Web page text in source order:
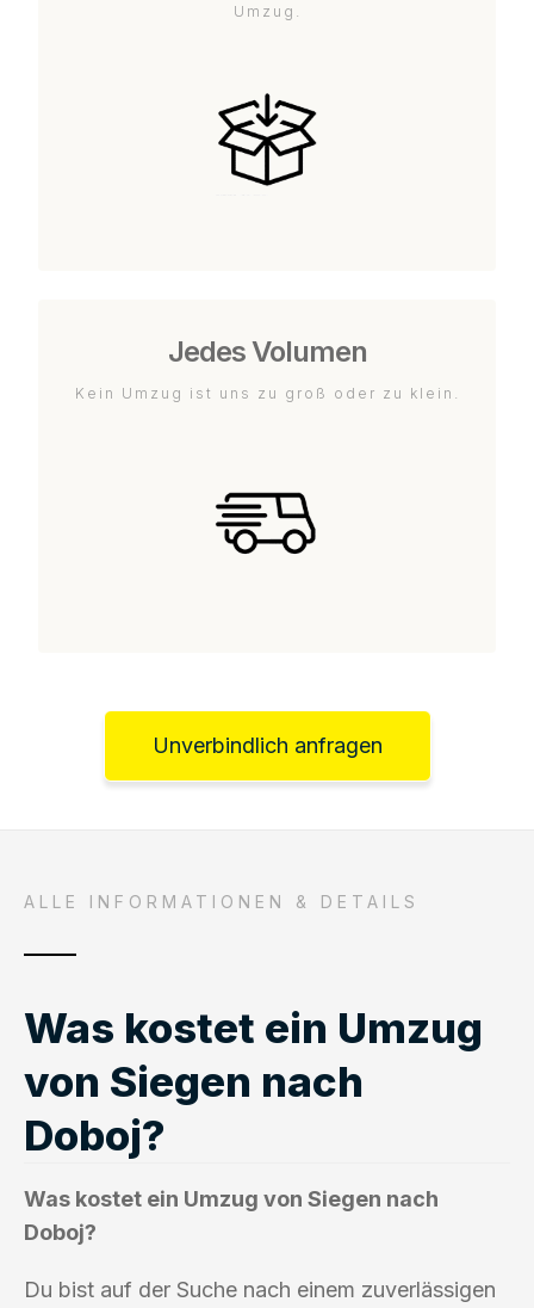
Umzug.
Jedes Volumen
Kein Umzug ist uns zu groß oder zu klein.
Unverbindlich anfragen
ALLE INFORMATIONEN & DETAILS
Was kostet ein Umzug
von Siegen nach
Doboj?
Was kostet ein Umzug von Siegen nach
Doboj?
Du bist auf der Suche nach einem zuverlässigen